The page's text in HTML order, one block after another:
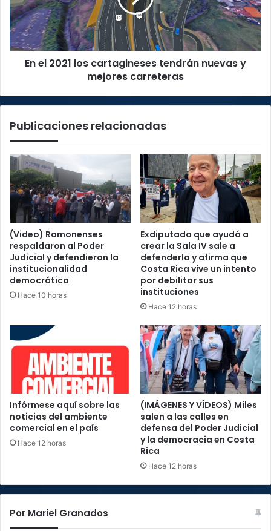
tendrán
nuevas
mejores
carreteras
En el 2021 los cartagineses tendrán nuevas y
mejores carreteras
Publicaciones relacionadas
(Video) Ramonenses
respaldaron al Poder
Judicial y defendieron la
institucionalidad
democrática
Hace 10 horas
Exdiputado que ayudó a
crear la Sala IV sale a
defenderla y afirma que
Costa Rica vive un intento
por debilitar sus
instituciones
Hace 12 horas
Infórmese aquí sobre las
noticias del ambiente
comercial en el país
Hace 12 horas
(IMÁGENES Y VÍDEOS) Miles
salen a las calles en
defensa del Poder Judicial
y la democracia en Costa
Rica
Hace 12 horas
Por Mariel Granados